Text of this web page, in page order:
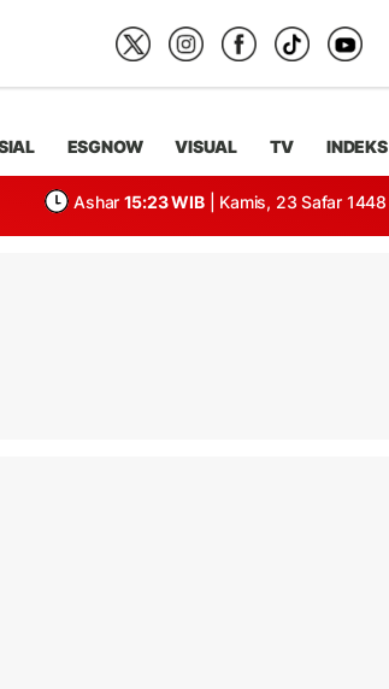
ESGNOW VISUAL TV INDEKS
Ashar 15:23 WIB | Kamis, 23 Safar 1448